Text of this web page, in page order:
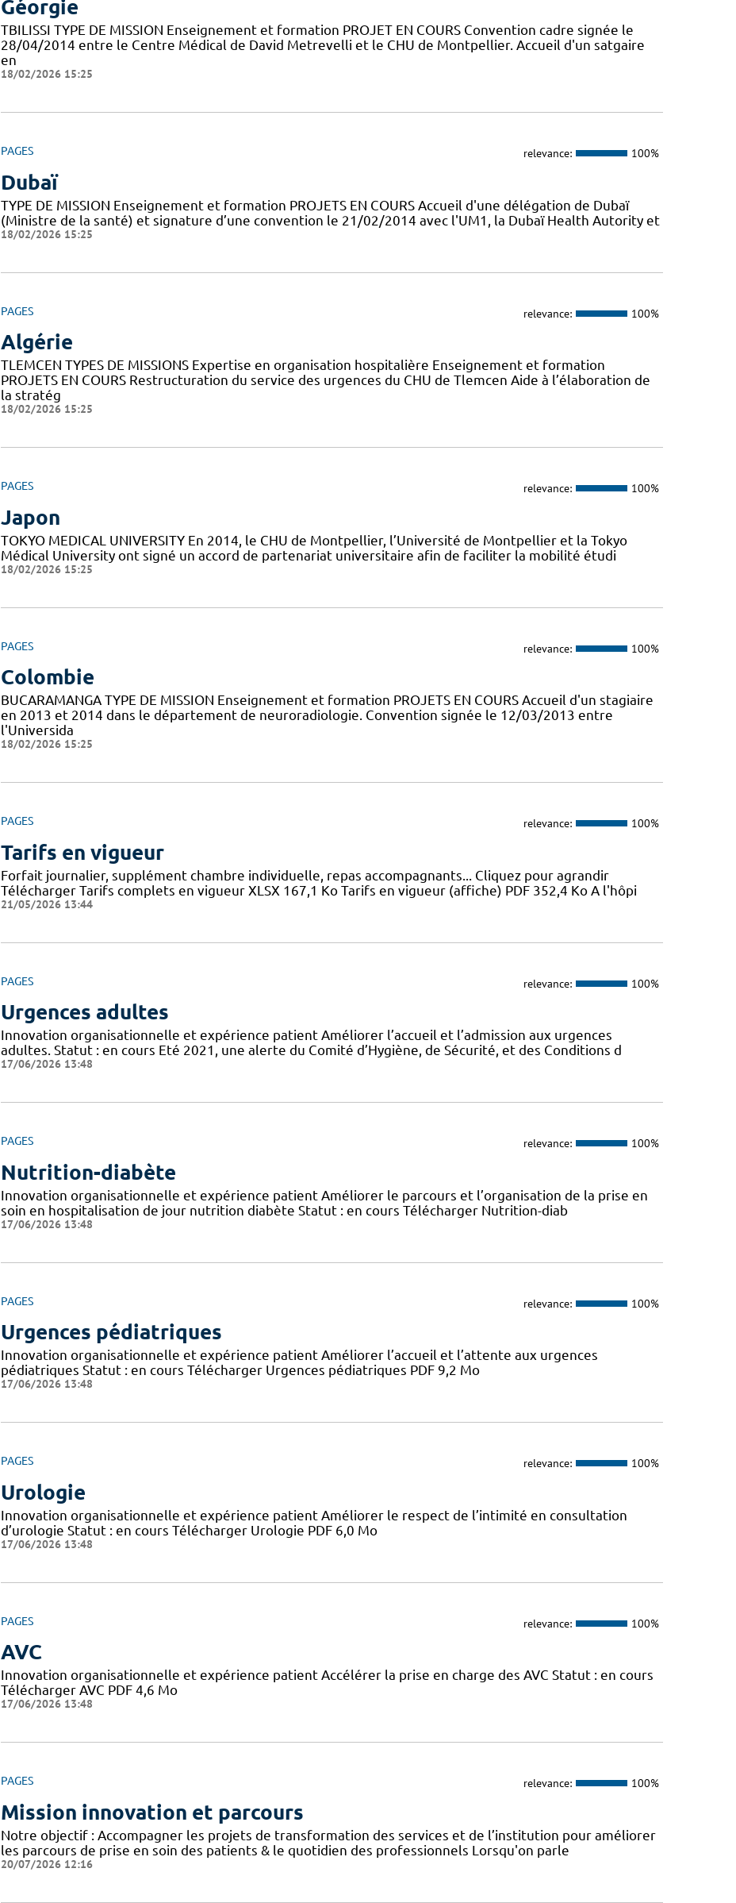
Géorgie
TBILISSI TYPE DE MISSION Enseignement et formation PROJET EN COURS Convention cadre signée le
28/04/2014 entre le Centre Médical de David Metrevelli et le CHU de Montpellier. Accueil d'un satgaire
en
18/02/2026 15:25
PAGES relevance: 100%
Dubaï
TYPE DE MISSION Enseignement et formation PROJETS EN COURS Accueil d'une délégation de Dubaï
(Ministre de la santé) et signature d’une convention le 21/02/2014 avec l'UM1, la Dubaï Health Autority et
18/02/2026 15:25
PAGES relevance: 100%
Algérie
TLEMCEN TYPES DE MISSIONS Expertise en organisation hospitalière Enseignement et formation
PROJETS EN COURS Restructuration du service des urgences du CHU de Tlemcen Aide à l’élaboration de
la stratég
18/02/2026 15:25
PAGES relevance: 100%
Japon
TOKYO MEDICAL UNIVERSITY En 2014, le CHU de Montpellier, l’Université de Montpellier et la Tokyo
Médical University ont signé un accord de partenariat universitaire afin de faciliter la mobilité étudi
18/02/2026 15:25
PAGES relevance: 100%
Colombie
BUCARAMANGA TYPE DE MISSION Enseignement et formation PROJETS EN COURS Accueil d'un stagiaire
en 2013 et 2014 dans le département de neuroradiologie. Convention signée le 12/03/2013 entre
l'Universida
18/02/2026 15:25
PAGES relevance: 100%
Tarifs en vigueur
Forfait journalier, supplément chambre individuelle, repas accompagnants... Cliquez pour agrandir
Télécharger Tarifs complets en vigueur XLSX 167,1 Ko Tarifs en vigueur (affiche) PDF 352,4 Ko A l'hôpi
21/05/2026 13:44
PAGES relevance: 100%
Urgences adultes
Innovation organisationnelle et expérience patient Améliorer l’accueil et l’admission aux urgences
adultes. Statut : en cours Eté 2021, une alerte du Comité d’Hygiène, de Sécurité, et des Conditions d
17/06/2026 13:48
PAGES relevance: 100%
Nutrition-diabète
Innovation organisationnelle et expérience patient Améliorer le parcours et l’organisation de la prise en
soin en hospitalisation de jour nutrition diabète Statut : en cours Télécharger Nutrition-diab
17/06/2026 13:48
PAGES relevance: 100%
Urgences pédiatriques
Innovation organisationnelle et expérience patient Améliorer l’accueil et l’attente aux urgences
pédiatriques Statut : en cours Télécharger Urgences pédiatriques PDF 9,2 Mo
17/06/2026 13:48
PAGES relevance: 100%
Urologie
Innovation organisationnelle et expérience patient Améliorer le respect de l’intimité en consultation
d’urologie Statut : en cours Télécharger Urologie PDF 6,0 Mo
17/06/2026 13:48
PAGES relevance: 100%
AVC
Innovation organisationnelle et expérience patient Accélérer la prise en charge des AVC Statut : en cours
Télécharger AVC PDF 4,6 Mo
17/06/2026 13:48
PAGES relevance: 100%
Mission innovation et parcours
Notre objectif : Accompagner les projets de transformation des services et de l’institution pour améliorer
les parcours de prise en soin des patients & le quotidien des professionnels Lorsqu'on parle
20/07/2026 12:16